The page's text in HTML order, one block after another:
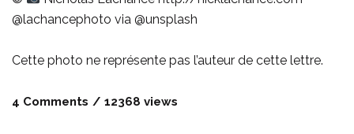
@lachancephoto via @unsplash
Cette photo ne représente pas l’auteur de cette lettre.
4 Comments 12368 views